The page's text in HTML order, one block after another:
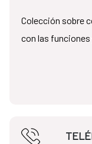
Colección sobre
con las funciones